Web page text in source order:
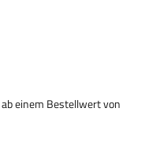
einem Bestellwert von